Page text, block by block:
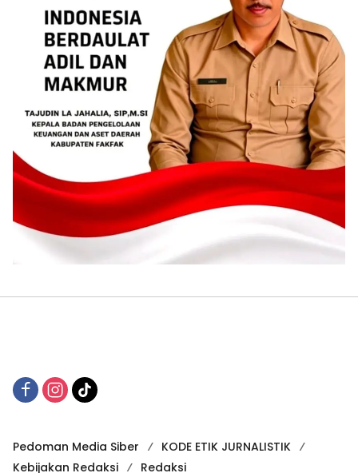
Pedoman Media Siber
KODE ETIK JURNALISTIK
Kebijakan Redaksi
Redaksi